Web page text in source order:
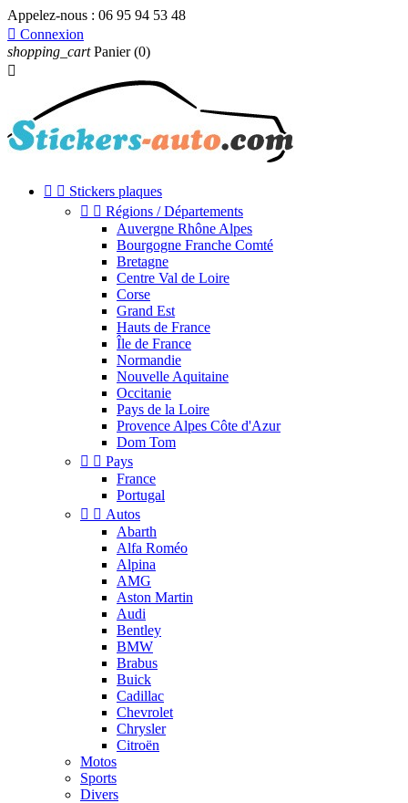
Appelez-nous : 06 95 94 53 48
 Connexion
shopping_cart Panier (0)

  Stickers plaques
  Régions / Départements
Auvergne Rhône Alpes
Bourgogne Franche Comté
Bretagne
Centre Val de Loire
Corse
Grand Est
Hauts de France
Île de France
Normandie
Nouvelle Aquitaine
Occitanie
Pays de la Loire
Provence Alpes Côte d'Azur
Dom Tom
  Pays
France
Portugal
  Autos
Abarth
Alfa Roméo
Alpina
AMG
Aston Martin
Audi
Bentley
BMW
Brabus
Buick
Cadillac
Chevrolet
Chrysler
Citroën
Motos
Sports
Divers